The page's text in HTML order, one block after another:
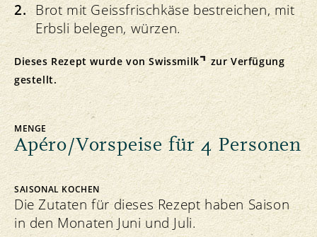
Brot mit Geissfrischkäse bestreichen, mit
Erbsli belegen, würzen.
Dieses Rezept wurde vonSwissmilk
zur Verfügung
gestellt.
MENGE
Apéro/Vorspeise für 4 Personen
SAISONAL KOCHEN
Die Zutaten für dieses Rezept haben Saison
in den Monaten Juni und Juli.